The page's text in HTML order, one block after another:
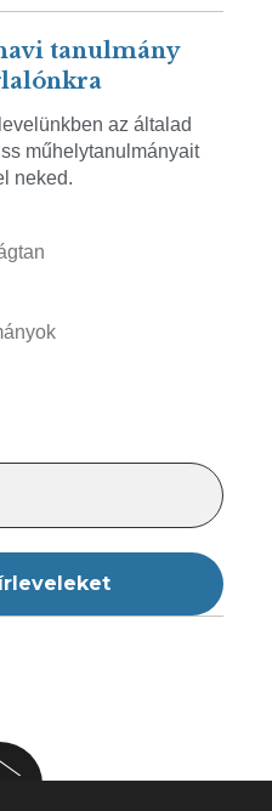
tanulmány
az általad
műhelytanulmányait
neked.